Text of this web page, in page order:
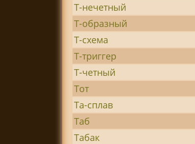
Т-нечетный
Т-образный
Т-схема
Т-триггер
Т-четный
Тот
Та-сплав
Таб
Табак